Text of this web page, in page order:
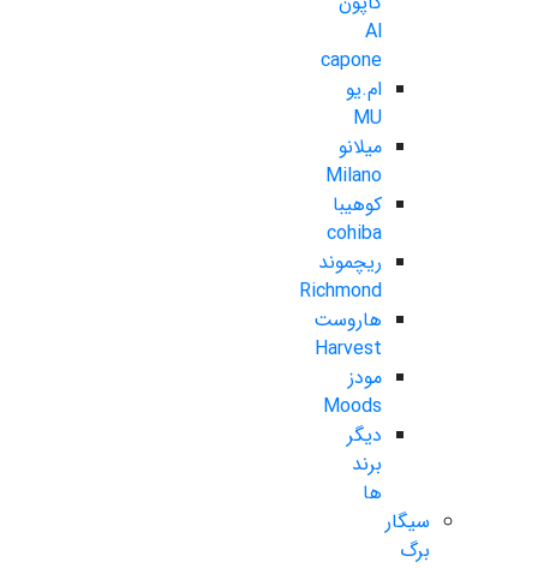
Al
capone
ام.یو
MU
میلانو
Milano
کوهیبا
cohiba
ریچموند
Richmond
هاروست
Harvest
مودز
Moods
دیگر
برند
ها
سیگار
برگ